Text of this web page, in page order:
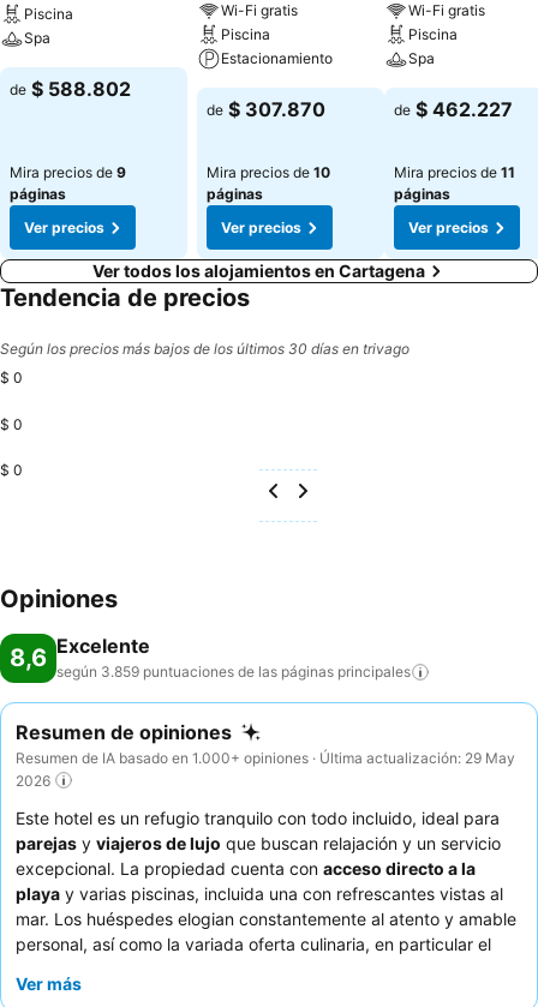
Piscina
Spa
de $ 588.802
Mira precios de 9
páginas
Ver precios
Wi-Fi gratis
Piscina
Estacionamiento
de $ 307.870
Mira precios de 10
páginas
Ver precios
Wi-Fi gratis
Piscina
Spa
de $ 462.227
Mira precios de 11
páginas
Ver precios
Ver todos los alojamientos en Cartagena
Tendencia de precios
Según los precios más bajos de los últimos 30 días en trivago
$ 0
$ 0
$ 0
Opiniones
8,6 Excelente
según 3.859 puntuaciones de las páginas principales
Resumen de opiniones
Resumen de IA basado en 1.000+ opiniones · Última actualización: 29 May
2026
Este hotel es un refugio tranquilo con todo incluido, ideal para
parejas y viajeros de lujo que buscan relajación y un servicio
excepcional. La propiedad cuenta con acceso directo a la
playa y varias piscinas, incluida una con refrescantes vistas al
mar. Los huéspedes elogian constantemente al atento y amable
personal, así como la variada oferta culinaria, en particular el
Para una experiencia verdaderamente serena, considere
Ver más